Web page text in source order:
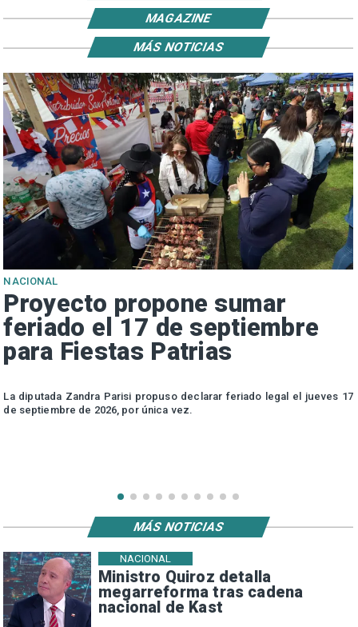
MAGAZINE
NACIONAL
Proyecto propone sumar
feriado el 17 de septiembre
para Fiestas Patrias
La diputada Zandra Parisi propuso declarar feriado legal el jueves 17
de septiembre de 2026, por única vez.
MÁS NOTICIAS
Ministro Quiroz detalla
megarreforma tras cadena
nacional de Kast
NACIONAL
MÁS NOTICIAS